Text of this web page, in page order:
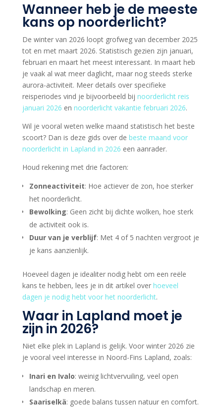
Wanneer heb je de meeste
kans op noorderlicht?
De winter van 2026 loopt grofweg van december 2025
tot en met maart 2026. Statistisch gezien zijn januari,
februari en maart het meest interessant. In maart heb
je vaak al wat meer daglicht, maar nog steeds sterke
aurora-activiteit. Meer details over specifieke
reisperiodes vind je bijvoorbeeld bij noorderlicht reis
januari 2026 en noorderlicht vakantie februari 2026.
Wil je vooral weten welke maand statistisch het beste
scoort? Dan is deze gids over de beste maand voor
noorderlicht in Lapland in 2026 een aanrader.
Houd rekening met drie factoren:
Zonneactiviteit: Hoe actiever de zon, hoe sterker
het noorderlicht.
Bewolking: Geen zicht bij dichte wolken, hoe sterk
de activiteit ook is.
Duur van je verblijf: Met 4 of 5 nachten vergroot je
je kans aanzienlijk.
Hoeveel dagen je idealiter nodig hebt om een reële
kans te hebben, lees je in dit artikel over hoeveel
dagen je nodig hebt voor het noorderlicht.
Waar in Lapland moet je
zijn in 2026?
Niet elke plek in Lapland is gelijk. Voor winter 2026 zie
je vooral veel interesse in Noord-Fins Lapland, zoals:
Inari en Ivalo: weinig lichtvervuiling, veel open
landschap en meren.
Saariselkä: goede balans tussen natuur en comfort.